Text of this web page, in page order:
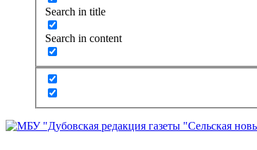
Search in title
Search in content